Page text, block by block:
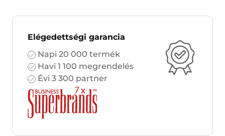
Elégedettségi garancia
Napi 20 000 termék
Havi 1 100 megrendelés
Évi 3 300 partner